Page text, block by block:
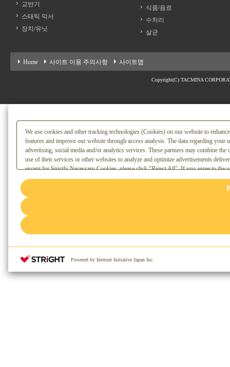
교반기
스태틱 믹서
장치/유닛
식품/음료
수처리
살균
Home 사이트 이용 주의사항 사이트맵
Copyright(C) TACMINA
We use cookies and other tracking technologies (Cookies) on our website to
features and improve our website through access analysis. The data regarding
advertising, social media and/or analytics services. These partners may combine
use of their services or other websites to analyze and optimize advertisements
except for Strictly Necessary Cookies, please click "Reject All". If you agree to the
"Privacy Settings". You can change your consent or rejection settings at any time
Powered by Internet Initiative Japan Inc.